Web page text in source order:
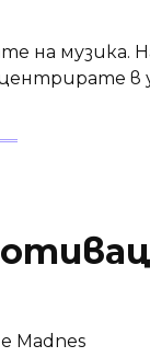
на музика.
в
Madnes